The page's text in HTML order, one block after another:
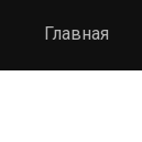
Главная